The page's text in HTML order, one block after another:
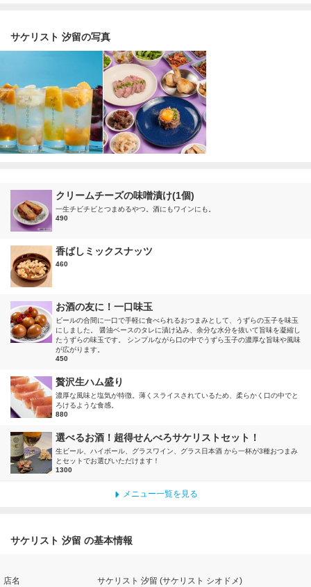
サケリスト 汐留の写真
クリームチーズの味噌漬け(1個)
一生チビチビとつまめるやつ。酒にもワインにも。
490
香ばしミックスナッツ
460
お酒の友に！一口味玉
ビールの合間に一口で手軽に食べられるおつまみとして、うずらの玉子を味玉
にしました。 醤油ベースのタレに漬け込み、余分な水分を抜いて旨味を凝縮し
たうずらの味玉です。 シンプルながら口の中でうずら玉子の濃厚な旨味や風味
が広がります。
450
贅沢生ハム盛り
濃厚な風味と塩気が特徴。薄くスライスされているため、柔らかく口の中でと
ろけるような食感。
880
選べるお酒！超得せんべろサケリストセット！
生ビール、ハイボール、グラスワイン、グラス日本酒 から一杯が3種おつまみ
とセットでお選びいただけます！
1300
メニュー一覧を見る
サケリスト 汐留 の基本情報
店名 サケリスト 汐留 (サケリスト シオドメ)